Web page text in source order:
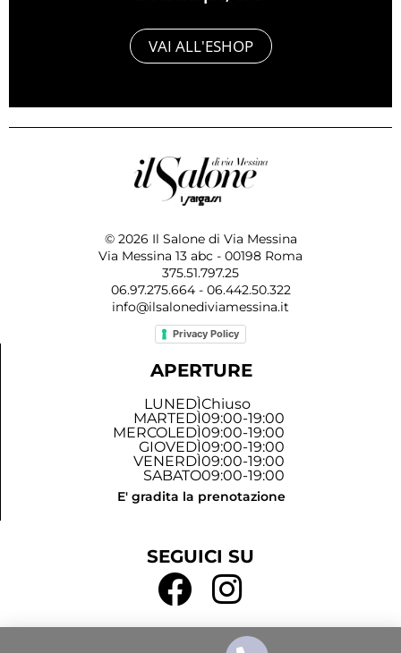
VAI ALL'ESHOP
© 2026 Il Salone di Via Messina
Via Messina 13 abc - 00198 Roma
375.51.797.25
06.97.275.664 - 06.442.50.322
info@ilsalonediviamessina.it
Privacy Policy
APERTURE
LUNEDÌChiuso
MARTEDÌ09:00-19:00
MERCOLEDÌ09:00-19:00
GIOVEDÌ09:00-19:00
VENERDÌ09:00-19:00
SABATO09:00-19:00
E' gradita la prenotazione
SEGUICI SU